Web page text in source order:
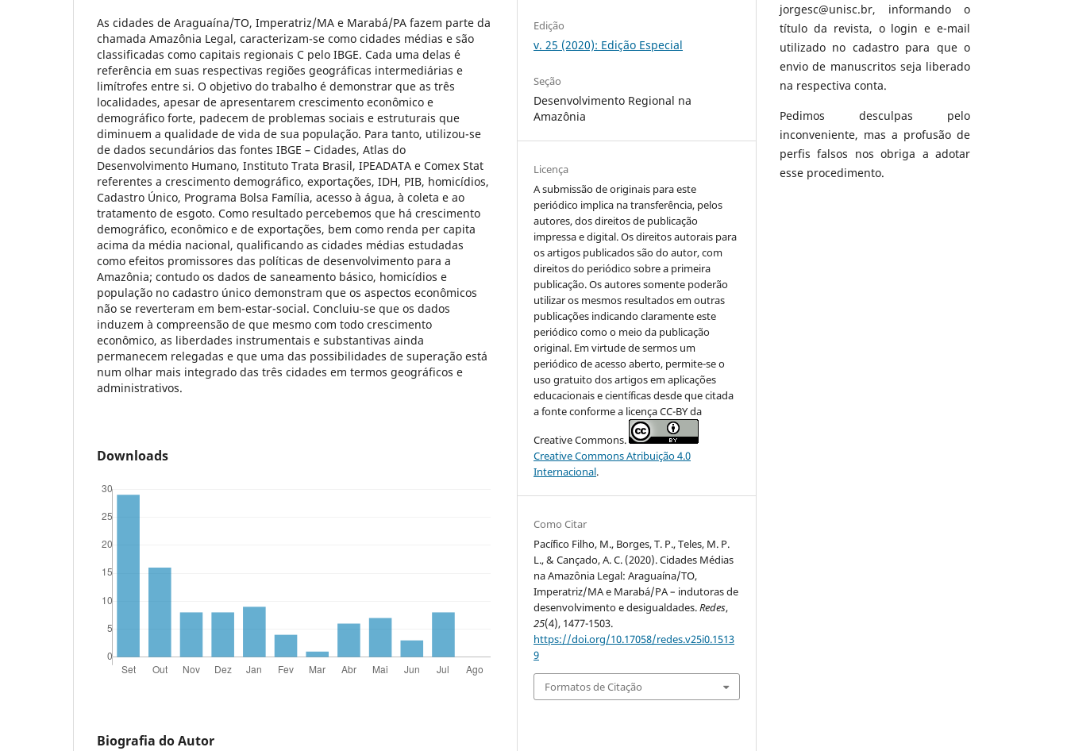
As cidades de Araguaína/TO, Imperatriz/MA e Marabá/PA fazem parte da
chamada Amazônia Legal, caracterizam-se como cidades médias e são
classificadas como capitais regionais C pelo IBGE. Cada uma delas é
referência em suas respectivas regiões geográficas intermediárias e
limítrofes entre si. O objetivo do trabalho é demonstrar que as três
localidades, apesar de apresentarem crescimento econômico e
demográfico forte, padecem de problemas sociais e estruturais que
diminuem a qualidade de vida de sua população. Para tanto, utilizou-se
de dados secundários das fontes IBGE – Cidades, Atlas do
Desenvolvimento Humano, Instituto Trata Brasil, IPEADATA e Comex Stat
referentes a crescimento demográfico, exportações, IDH, PIB, homicídios,
Cadastro Único, Programa Bolsa Família, acesso à água, à coleta e ao
tratamento de esgoto. Como resultado percebemos que há crescimento
demográfico, econômico e de exportações, bem como renda per capita
acima da média nacional, qualificando as cidades médias estudadas
como efeitos promissores das políticas de desenvolvimento para a
Amazônia; contudo os dados de saneamento básico, homicídios e
população no cadastro único demonstram que os aspectos econômicos
não se reverteram em bem-estar-social. Concluiu-se que os dados
induzem à compreensão de que mesmo com todo crescimento
econômico, as liberdades instrumentais e substantivas ainda
permanecem relegadas e que uma das possibilidades de superação está
num olhar mais integrado das três cidades em termos geográficos e
administrativos.
Downloads
Biografia do Autor
Edição
v. 25 (2020): Edição Especial
Seção
Desenvolvimento Regional na
Amazônia
Licença
A submissão de originais para este
periódico implica na transferência, pelos
autores, dos direitos de publicação
impressa e digital. Os direitos autorais para
os artigos publicados são do autor, com
direitos do periódico sobre a primeira
publicação. Os autores somente poderão
utilizar os mesmos resultados em outras
publicações indicando claramente este
periódico como o meio da publicação
original. Em virtude de sermos um
periódico de acesso aberto, permite-se o
uso gratuito dos artigos em aplicações
educacionais e científicas desde que citada
a fonte conforme a licença CC-BY da
Creative Commons.
Creative Commons Atribuição 4.0
Internacional.
Como Citar
Pacífico Filho, M., Borges, T. P., Teles, M. P.
L., & Cançado, A. C. (2020). Cidades Médias
na Amazônia Legal: Araguaína/TO,
Imperatriz/MA e Marabá/PA – indutoras de
desenvolvimento e desigualdades.Redes,
25(4), 1477-1503.
https://doi.org/10.17058/redes.v25i0.1513
9
Formatos de Citação
jorgesc@unisc.br, informando o
título da revista, o login e e-mail
utilizado no cadastro para que o
envio de manuscritos seja liberado
na respectiva conta.
Pedimos desculpas pelo
inconveniente, mas a profusão de
perfis falsos nos obriga a adotar
esse procedimento.